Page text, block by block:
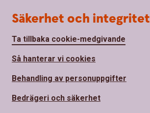
Säkerhet och integritet
Ta tillbaka cookie-medgivande
Så hanterar vi cookies
Behandling av personuppgifter
Bedrägeri och säkerhet